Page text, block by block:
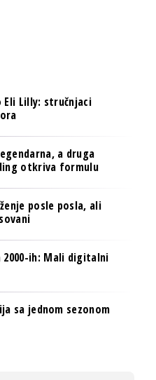
Lilly: stručnjaci
a druga
otkriva formulu
posle posla, ali
2000-ih: Mali digitalni
sa jednom sezonom